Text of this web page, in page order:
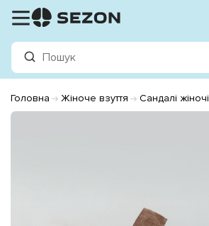
Головна Жіноче взуття Сандалі жіночі